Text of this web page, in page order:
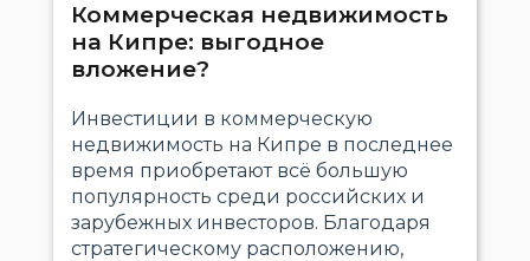
Коммерческая недвижимость
на Кипре: выгодное
вложение?
Инвестиции в коммерческую
недвижимость на Кипре в последнее
время приобретают всё большую
популярность среди российских и
зарубежных инвесторов. Благодаря
стратегическому расположению,